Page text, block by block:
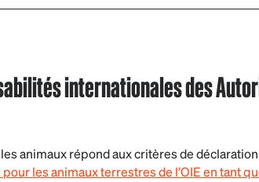
internationales des
animaux répond aux critères de déclaration
les animaux terrestres de l’OIE en tant